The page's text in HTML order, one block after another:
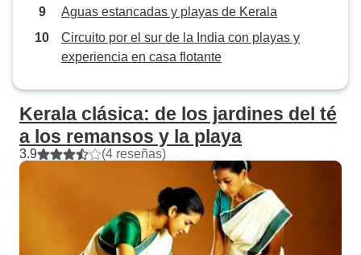
Aguas estancadas y playas de Kerala
Circuito por el sur de la India con playas y
experiencia en casa flotante
Kerala clásica: de los jardines del té
a los remansos y la playa
3.9 (4 reseñas)